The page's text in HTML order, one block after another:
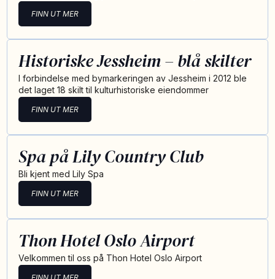
FINN UT MER
Historiske Jessheim – blå skilter
I forbindelse med bymarkeringen av Jessheim i 2012 ble
det laget 18 skilt til kulturhistoriske eiendommer
FINN UT MER
Spa på Lily Country Club
Bli kjent med Lily Spa
FINN UT MER
Thon Hotel Oslo Airport
Velkommen til oss på Thon Hotel Oslo Airport